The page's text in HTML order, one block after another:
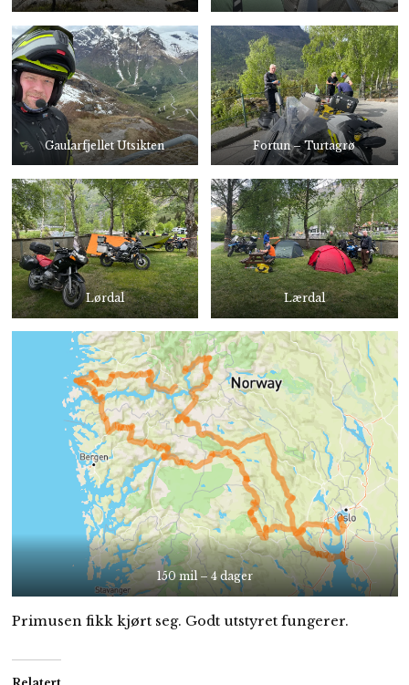
Gaularfjellet Utsikten Fortun – Turtagrø
Lørdal Lærdal
150 mil – 4 dager
Primusen fikk kjørt seg. Godt utstyret fungerer.